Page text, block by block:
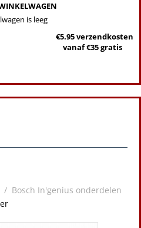
is leeg
€5.95 verzendkosten
vanaf €35 gratis
/ Bosch In'genius onderdelen